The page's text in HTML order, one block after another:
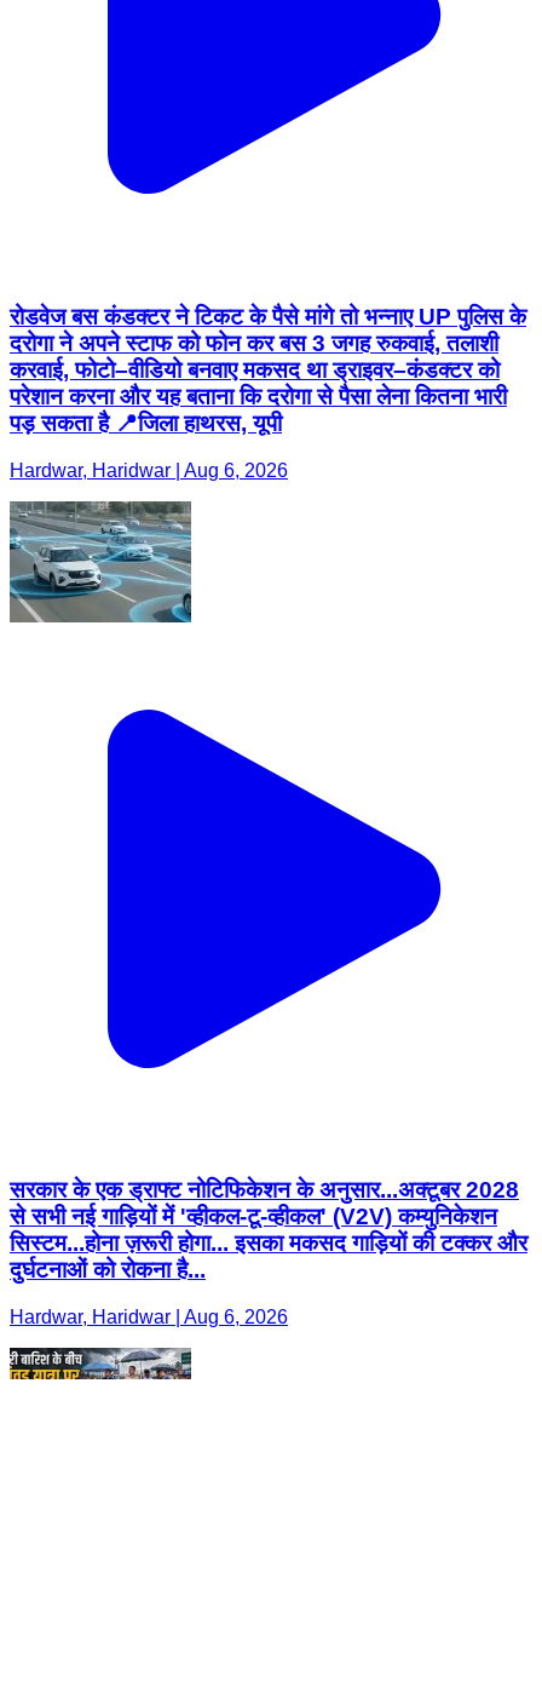
रोडवेज बस कंडक्टर ने टिकट के पैसे मांगे तो भन्नाए UP पुलिस के
दरोगा ने अपने स्टाफ को फोन कर बस 3 जगह रुकवाई, तलाशी
करवाई, फोटो–वीडियो बनवाए मकसद था ड्राइवर–कंडक्टर को
परेशान करना और यह बताना कि दरोगा से पैसा लेना कितना भारी
पड़ सकता है 📍जिला हाथरस, यूपी
Hardwar, Haridwar | Aug 6, 2026
सरकार के एक ड्राफ्ट नोटिफिकेशन के अनुसार...अक्टूबर 2028
से सभी नई गाड़ियों में 'व्हीकल-टू-व्हीकल' (V2V) कम्युनिकेशन
सिस्टम...होना ज़रूरी होगा... इसका मकसद गाड़ियों की टक्कर और
दुर्घटनाओं को रोकना है...
Hardwar, Haridwar | Aug 6, 2026